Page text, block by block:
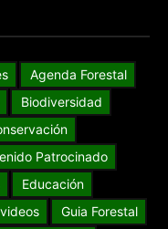
Agenda Forestal
Biodiversidad
Patrocinado
Educación
Guia Forestal